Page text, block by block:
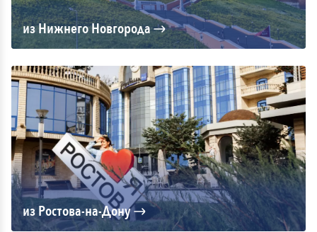
из Нижнего Новгорода
из Ростова-на-Дону